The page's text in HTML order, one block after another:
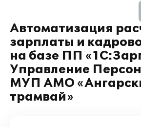
Автоматизация
зарплаты и
на базе ПП
Управление
МУП АМО
трамвай»